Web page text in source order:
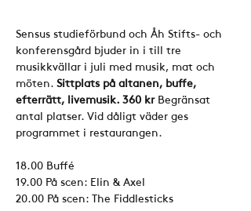
Sensus studieförbund och Åh Stifts- och
konferensgård bjuder in i till tre
musikkvällar i juli med musik, mat och
möten. Sittplats på altanen, buffe,
efterrätt, livemusik. 360 kr Begränsat
antal platser. Vid dåligt väder ges
programmet i restaurangen.
18.00 Buffé
19.00 På scen: Elin & Axel
20.00 På scen: The Fiddlesticks